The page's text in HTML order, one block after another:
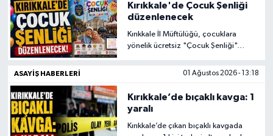
Kırıkkale'de Çocuk Şenliği
düzenlenecek
Kırıkkale İl Müftülüğü, çocuklara
yönelik ücretsiz "Çocuk Şenliği"
ASAYİŞ HABERLERİ 01 Ağustos 2026 - 13:18
Kırıkkale’de bıçaklı kavga: 1
yaralı
Kırıkkale’de çıkan bıçaklı kavgada